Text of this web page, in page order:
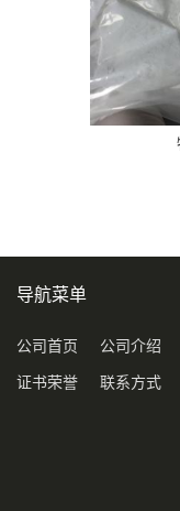
导航菜单
公司首页 公司介绍
证书荣誉 联系方式